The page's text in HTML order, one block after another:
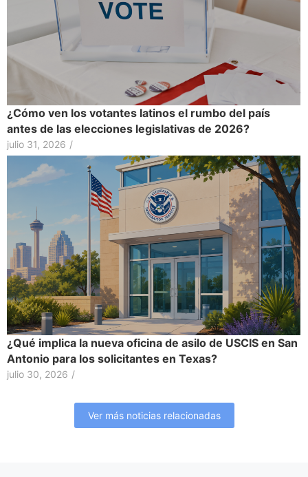
¿Cómo ven los votantes latinos el rumbo del país
antes de las elecciones legislativas de 2026?
julio 31, 2026 /
¿Qué implica la nueva oficina de asilo de USCIS en San
Antonio para los solicitantes en Texas?
julio 30, 2026 /
Ver más noticias relacionadas